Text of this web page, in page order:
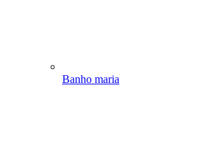
Banho maria